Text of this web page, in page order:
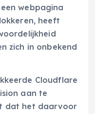
webpagina
heeft
zich in onbekend
Cloudflare
aan te
dat het daarvoor